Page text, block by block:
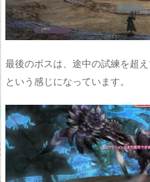
最後のボスは、途中の試練を超え
という感じになっています。